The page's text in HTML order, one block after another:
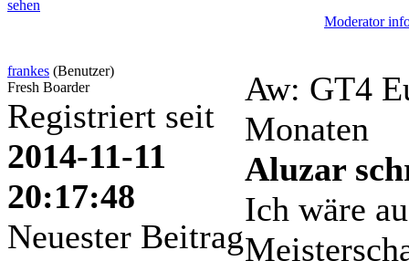
Moderator
frankes (Benutzer)
Fresh Boarder
Registriert seit
2014-11-11
20:17:48
Neuester Beitrag
Aw: GT4
Monaten
Aluzar
Ich wäre